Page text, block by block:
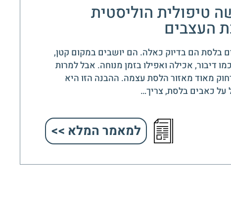
טיפולית הוליסטית
העצבים
בלסת הם בדיוק כאלה. הם יושבים במקום קטן,
דיבור, אכילה ואפילו בזמן מנוחה. אבל למרות
מאוד מאזור הלסת עצמה. ההבנה הזו היא
על כאבים בלסת, צריך…
למאמר המלא >>